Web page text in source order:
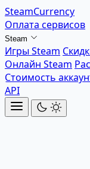
SteamCurrency
Оплата сервисов
Steam
Игры Steam
Онлайн Steam
Стоимость
API